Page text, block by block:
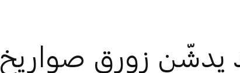
يدشّن زورق صواريخ